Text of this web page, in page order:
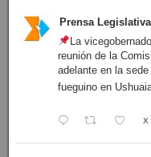
Prensa Legislativa
La
reunión de la
adelante en la
fueguino en
X